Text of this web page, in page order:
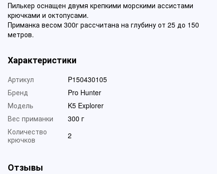
Пилькер оснащен двумя крепкими морскими ассистами
крючками и октопусами.
Приманка весом 300г рассчитана на глубину от 25 до 150
метров.
Характеристики
Артикул
P150430105
Бренд
Pro Hunter
Модель
K5 Explorer
Вес приманки
300 г
Количество
крючков
2
Отзывы